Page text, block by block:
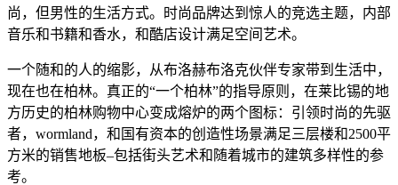
尚，但男性的生活方式。时尚品牌达到惊人的竞选主题，内部
音乐和书籍和香水，和酷店设计满足空间艺术。
一个随和的人的缩影，从布洛赫布洛克伙伴专家带到生活中，
现在也在柏林。真正的“一个柏林”的指导原则，在莱比锡的地
方历史的柏林购物中心变成熔炉的两个图标：引领时尚的先驱
者，wormland，和国有资本的创造性场景满足三层楼和2500平
方米的销售地板–包括街头艺术和随着城市的建筑多样性的参
考。